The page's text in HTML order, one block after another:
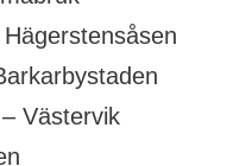
Västervik